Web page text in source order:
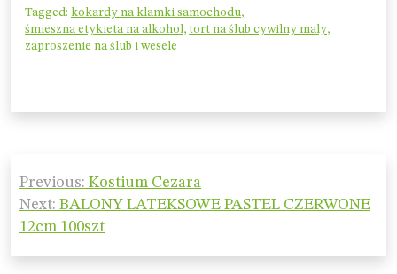
Tagged: kokardy na klamki samochodu,
śmieszna etykieta na alkohol, tort na ślub cywilny maly,
zaproszenie na ślub i wesele
Nawigacja
wpisu
Previous: Kostium Cezara
Next: BALONY LATEKSOWE PASTEL CZERWONE
12cm 100szt